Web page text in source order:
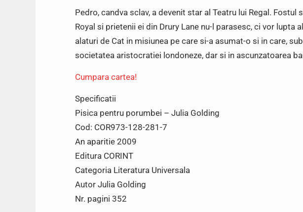
Pedro, candva sclav, a devenit star al Teatru lui Regal. Fostul
Royal si prietenii ei din Drury Lane nu-l parasesc, ci vor lupta
alaturi de Cat in misiunea pe care si-a asumat-o si in care,
societatea aristocratiei londoneze, dar si in ascunzatoarea
Cumpara cartea!
Specificatii
Pisica pentru porumbei – Julia Golding
Cod: COR973-128-281-7
An aparitie 2009
Editura CORINT
Categoria Literatura Universala
Autor Julia Golding
Nr. pagini 352